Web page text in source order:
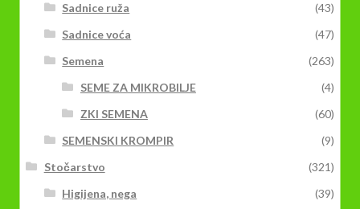
Sadnice ruža
(43)
Sadnice voća
(47)
Semena
(263)
SEME ZA MIKROBILJE
(4)
ZKI SEMENA
(60)
SEMENSKI KROMPIR
(9)
Stočarstvo
(321)
Higijena, nega
(39)